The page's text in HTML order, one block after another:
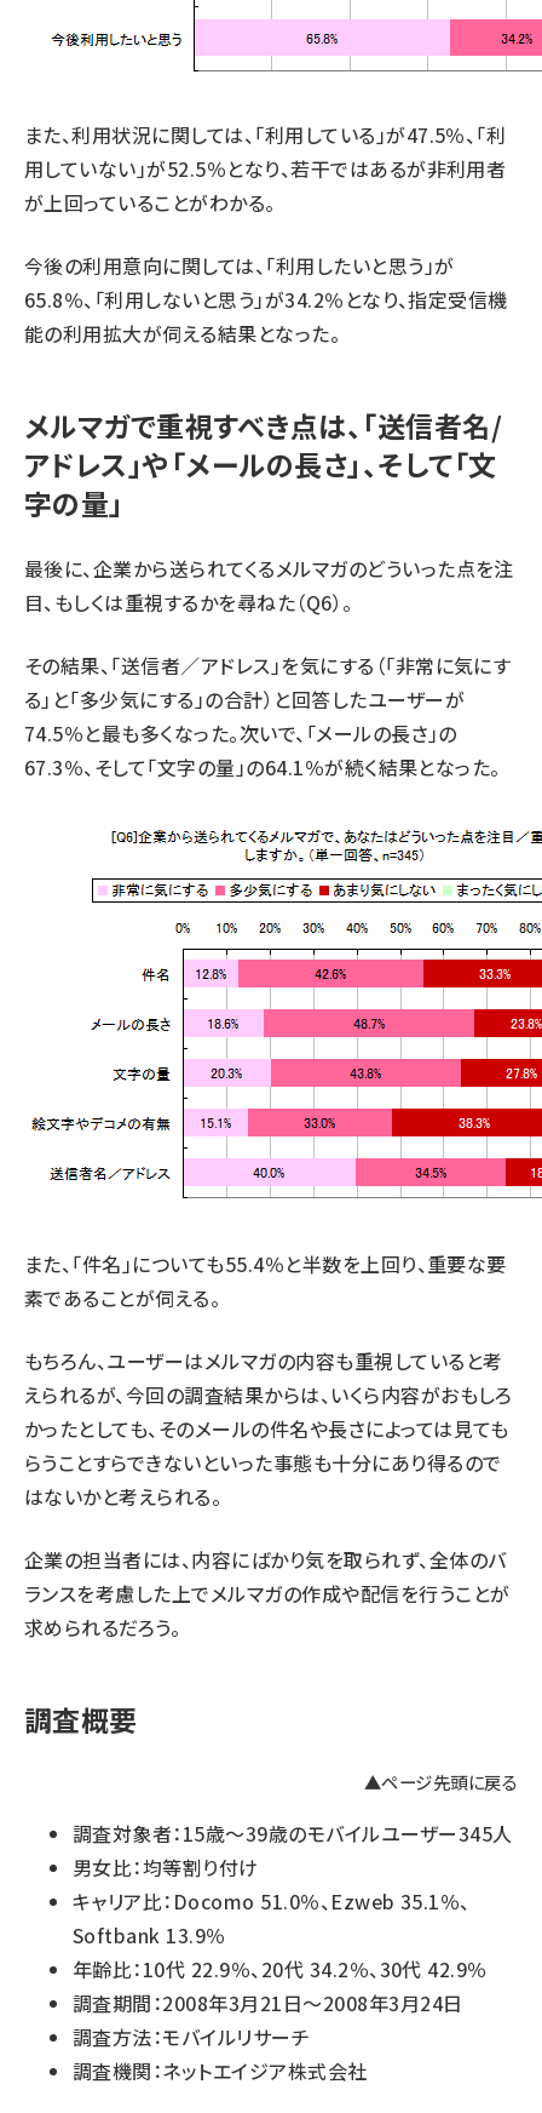
また、利用状況に関しては、「利用している」が47.5％、「利
用していない」が52.5％となり、若干ではあるが非利用者
が上回っていることがわかる。
今後の利用意向に関しては、「利用したいと思う」が
65.8％、「利用しないと思う」が34.2％となり、指定受信機
能の利用拡大が伺える結果となった。
メルマガで重視すべき点は、「送信者名/
アドレス」や「メールの長さ」、そして「文
字の量」
最後に、企業から送られてくるメルマガのどういった点を注
目、もしくは重視するかを尋ねた（Q6）。
その結果、「送信者／アドレス」を気にする（「非常に気にす
る」と「多少気にする」の合計）と回答したユーザーが
74.5％と最も多くなった。次いで、「メールの長さ」の
67.3％、そして「文字の量」の64.1％が続く結果となった。
また、「件名」についても55.4％と半数を上回り、重要な要
素であることが伺える。
もちろん、ユーザーはメルマガの内容も重視していると考
えられるが、今回の調査結果からは、いくら内容がおもしろ
かったとしても、そのメールの件名や長さによっては見ても
らうことすらできないといった事態も十分にあり得るので
はないかと考えられる。
企業の担当者には、内容にばかり気を取られず、全体のバ
ランスを考慮した上でメルマガの作成や配信を行うことが
求められるだろう。
調査概要
▲ページ先頭に戻る
調査対象者：15歳～39歳のモバイルユーザー345人
男女比：均等割り付け
キャリア比：Docomo 51.0％、Ezweb 35.1％、
Softbank 13.9％
年齢比：10代 22.9％、20代 34.2％、30代 42.9％
調査期間：2008年3月21日～2008年3月24日
調査方法：モバイルリサーチ
調査機関：ネットエイジア株式会社